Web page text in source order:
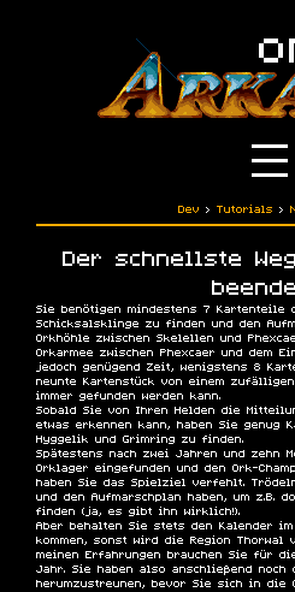
Dev › Tutorials ›
Der schnellste
Sie benötigen mindestens 7 Kartenteile
Schicksalsklinge zu finden und den
Orkhöhle zwischen Skelellen und
Orkarmee zwischen Phexcaer und dem
jedoch genügend Zeit, wenigstens 8
neunte Kartenstück von einem
immer gefunden werden kann.
Sobald Sie von Ihren Helden die
etwas erkennen kann, haben Sie genug
Hyggelik und Grimring zu finden.
Spätestens nach zwei Jahren und zehn
Orklager eingefunden und den Ork-
haben Sie das Spielziel verfehlt.
und den Aufmarschplan haben, um z.B.
finden (ja, es gibt ihn wirklich!).
Aber behalten Sie stets den Kalender
kommen, sonst wird die Region Thorwal
meinen Erfahrungen brauchen Sie für
Jahr. Sie haben also anschließend
herumzustreunen, bevor Sie sich in die